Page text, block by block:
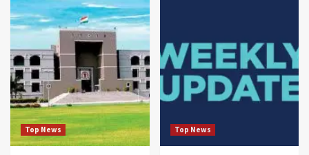
Top News Top News